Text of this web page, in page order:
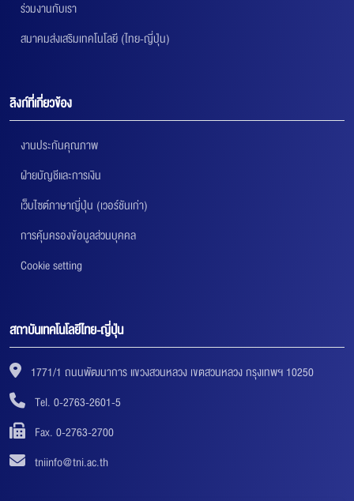
ร่วมงานกับเรา
สมาคมส่งเสริมเทคโนโลยี (ไทย-ญี่ปุ่น)
ลิงก์ที่เกี่ยวข้อง
งานประกันคุณภาพ
ฝ่ายบัญชีและการเงิน
เว็บไซต์ภาษาญี่ปุ่น (เวอร์ชันเก่า)
การคุ้มครองข้อมูลส่วนบุคคล
Cookie setting
สถาบันเทคโนโลยีไทย-ญี่ปุ่น
1771/1 ถนนพัฒนาการ แขวงสวนหลวง เขตสวนหลวง กรุงเทพฯ 10250
Tel. 0-2763-2601-5
Fax. 0-2763-2700
tniinfo@tni.ac.th